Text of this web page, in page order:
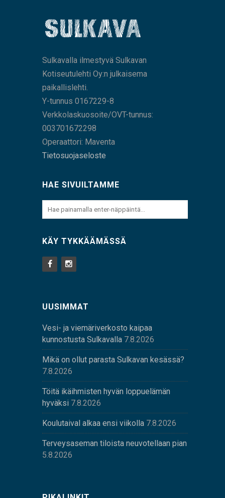
Sulkavalla ilmestyvä Sulkavan
Kotiseutulehti Oy:n julkaisema
paikallislehti.
Y-tunnus 0167229-8
Verkkolaskuosoite/OVT-tunnus:
003701672298
Operaattori: Maventa
Tietosuojaseloste
HAE SIVUILTAMME
KÄY TYKKÄÄMÄSSÄ
UUSIMMAT
Vesi- ja viemäriverkosto kaipaa
kunnostusta Sulkavalla 7.8.2026
Mikä on ollut parasta Sulkavan kesässä?
7.8.2026
Töitä ikäihmisten hyvän loppuelämän
hyväksi 7.8.2026
Koulutaival alkaa ensi viikolla 7.8.2026
Terveysaseman tiloista neuvotellaan pian
5.8.2026